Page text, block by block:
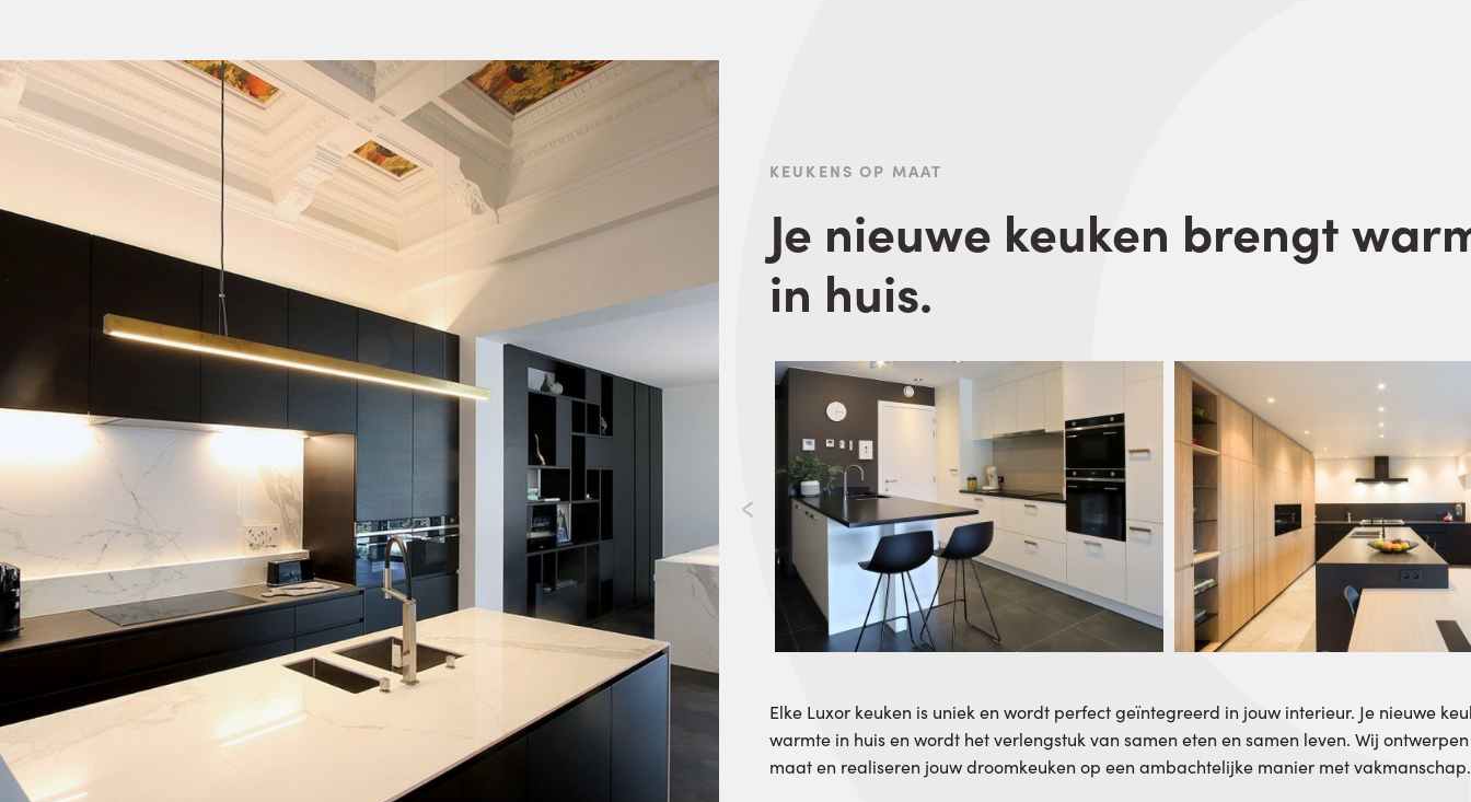
KEUKENS OP MAAT
Je nieuwe keuken brengt
in huis.
Elke Luxor keuken is uniek en wordt perfect geïntegreerd in jouw interieur. Je nieuwe
warmte in huis en wordt het verlengstuk van samen eten en samen leven. Wij
maat en realiseren jouw droomkeuken op een ambachtelijke manier met vakmanschap.